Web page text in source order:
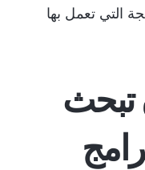
التي تعمل بها
تبحث